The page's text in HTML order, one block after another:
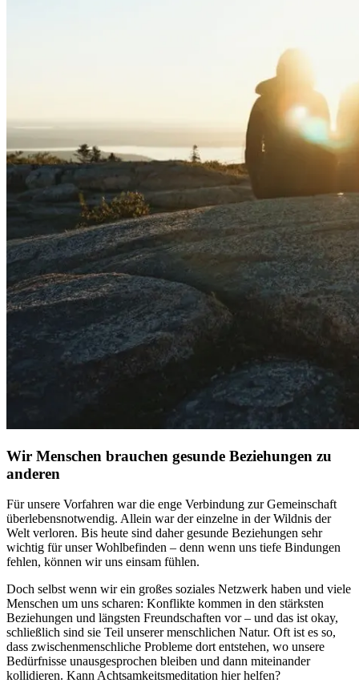
Wir Menschen brauchen gesunde Beziehungen zu
anderen
Für unsere Vor­fah­ren war die enge Ver­bin­dung zur Gemein­schaft
über­le­bens­not­wen­dig. Allein war der einzelne in der Wildnis der
Welt verloren. Bis heute sind daher gesunde Bezie­hun­gen sehr
wichtig für unser Wohlbefinden – denn wenn uns tiefe Bindungen
fehlen, können wir uns einsam fühlen.
Doch selbst wenn wir ein großes soziales Netzwerk haben und viele
Menschen um uns scharen: Konflikte kommen in den stärksten
Beziehungen und längsten Freundschaften vor – und das ist okay,
schließlich sind sie Teil unserer menschlichen Natur. Oft ist es so,
dass zwischenmenschliche Probleme dort entstehen, wo unsere
Bedürfnisse unausgesprochen bleiben und dann miteinander
kollidieren. Kann Achtsamkeitsmeditation hier helfen?